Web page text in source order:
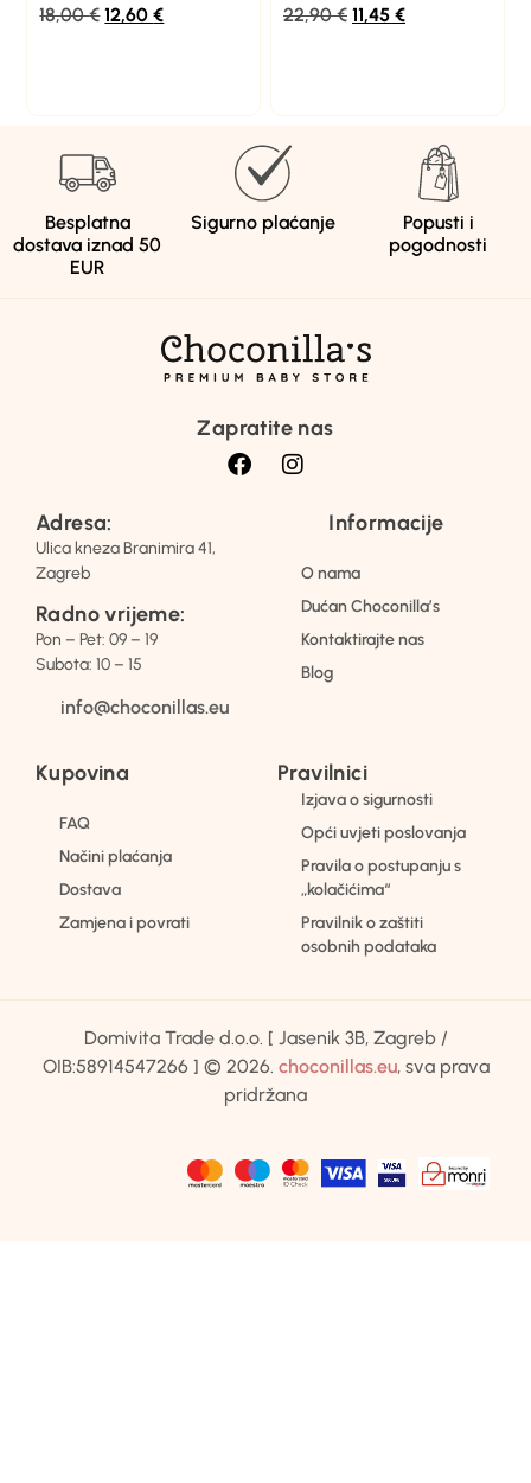
18,00€ 12,60€
22,90€ 11,45 €
Besplatna
dostava iznad 50
EUR
Sigurno plaćanje
Popusti i
pogodnosti
Zapratite nas
Adresa:
Ulica kneza Branimira 41,
Zagreb
Radno vrijeme:
Pon – Pet: 09 – 19
Subota: 10 – 15
info@choconillas.eu
Informacije
O nama
Dućan Choconilla’s
Kontaktirajte nas
Blog
Kupovina
FAQ
Načini plaćanja
Dostava
Zamjena i povrati
Pravilnici
Izjava o sigurnosti
Opći uvjeti poslovanja
Pravila o postupanju s
„kolačićima“
Pravilnik o zaštiti
osobnih podataka
Domivita Trade d.o.o. [ Jasenik 3B, Zagreb /
OIB:58914547266 ] © 2026. choconillas.eu, sva prava
pridržana